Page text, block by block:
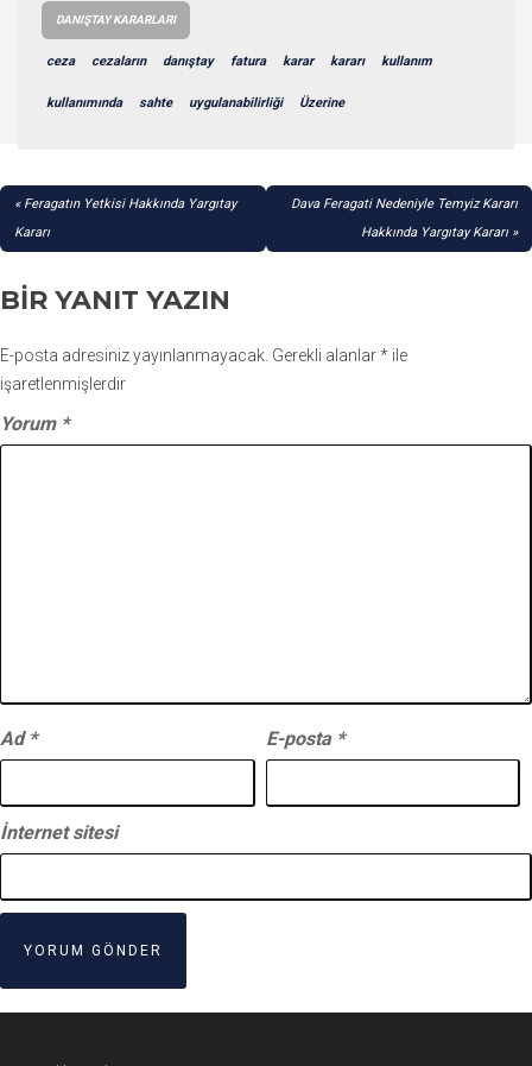
DANIŞTAY KARARLARI
ceza cezaların danıştay fatura karar kararı kullanım
kullanımında sahte uygulanabilirliği Üzerine
YAZI
GEZINMESI
Feragatın Yetkisi Hakkında Yargıtay
Kararı
Dava Feragati Nedeniyle Temyiz Kararı
Hakkında Yargıtay Kararı
BIR YANIT YAZIN
E-posta adresiniz yayınlanmayacak. Gerekli alanlar* ile
işaretlenmişlerdir
Yorum *
Ad * E-posta *
İnternet sitesi